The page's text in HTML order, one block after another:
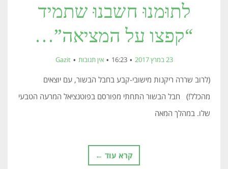
לתוּמנוּ חשבנוּ שתמיד
“קפצו על המציאה”…
23 במרץ 2017 16:23 אין תגובות Gazit
(לרוב שררה ריקנות מישובי-קבע בחבל הבשור, עם יוצאים
מהכלל!) חבל הבשור התחתי מפורסם בפוטנציאל המרעה הטבעי
שלו. במהלך המאה
קרא עוד ←